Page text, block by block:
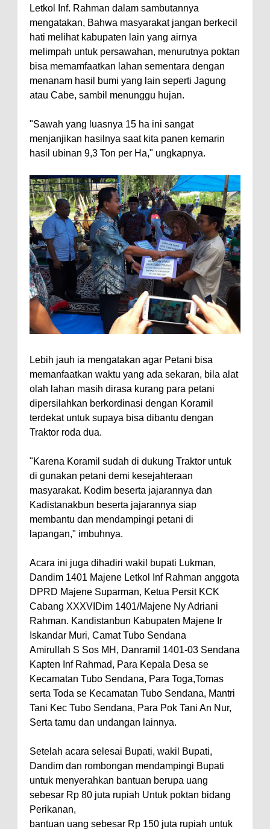
Letkol Inf. Rahman dalam sambutannya
mengatakan, Bahwa masyarakat jangan berkecil
hati melihat kabupaten lain yang airnya
melimpah untuk persawahan, menurutnya poktan
bisa memamfaatkan lahan sementara dengan
menanam hasil bumi yang lain seperti Jagung
atau Cabe, sambil menunggu hujan.
"Sawah yang luasnya 15 ha ini sangat
menjanjikan hasilnya saat kita panen kemarin
hasil ubinan 9,3 Ton per Ha," ungkapnya.
Lebih jauh ia mengatakan agar Petani bisa
memanfaatkan waktu yang ada sekaran, bila alat
olah lahan masih dirasa kurang para petani
dipersilahkan berkordinasi dengan Koramil
terdekat untuk supaya bisa dibantu dengan
Traktor roda dua.
"Karena Koramil sudah di dukung Traktor untuk
di gunakan petani demi kesejahteraan
masyarakat. Kodim beserta jajarannya dan
Kadistanakbun beserta jajarannya siap
membantu dan mendampingi petani di
lapangan," imbuhnya.
Acara ini juga dihadiri wakil bupati Lukman,
Dandim 1401 Majene Letkol Inf Rahman anggota
DPRD Majene Suparman, Ketua Persit KCK
Cabang XXXVIDim 1401/Majene Ny Adriani
Rahman. Kandistanbun Kabupaten Majene Ir
Iskandar Muri, Camat Tubo Sendana
Amirullah S Sos MH, Danramil 1401-03 Sendana
Kapten Inf Rahmad, Para Kepala Desa se
Kecamatan Tubo Sendana, Para Toga,Tomas
serta Toda se Kecamatan Tubo Sendana, Mantri
Tani Kec Tubo Sendana, Para Pok Tani An Nur,
Serta tamu dan undangan lainnya.
Setelah acara selesai Bupati, wakil Bupati,
Dandim dan rombongan mendampingi Bupati
untuk menyerahkan bantuan berupa uang
sebesar Rp 80 juta rupiah Untuk poktan bidang
Perikanan,
bantuan uang sebesar Rp 150 juta rupiah untuk